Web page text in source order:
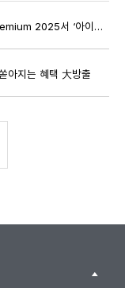
두드림, 인도네시아 자카르타 JIPremium 2025서 ‘아이클타임·슬림웨이·리피어라’ 소개
아지는 혜택 大방출